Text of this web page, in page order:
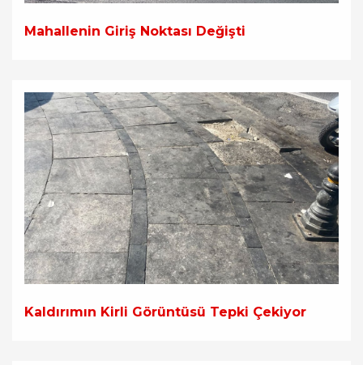
Mahallenin Giriş Noktası Değişti
Kaldırımın Kirli Görüntüsü Tepki Çekiyor